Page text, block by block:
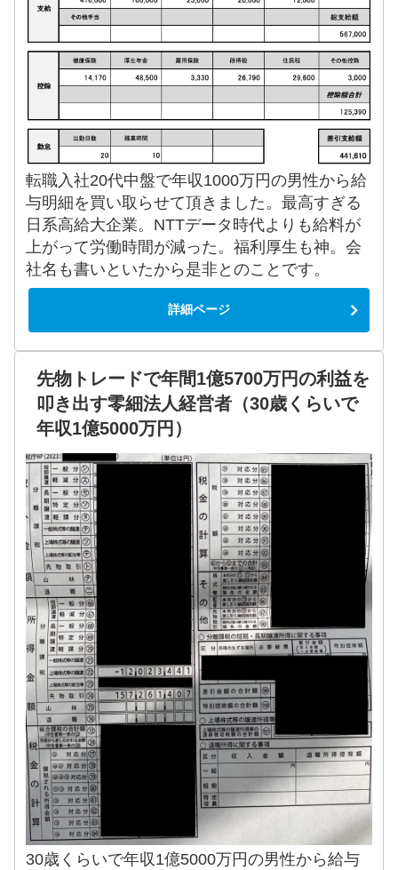
転職入社20代中盤で年収1000万円の男性から給
与明細を買い取らせて頂きました。最高すぎる
日系高給大企業。NTTデータ時代よりも給料が
上がって労働時間が減った。福利厚生も神。会
社名も書いといたから是非とのことです。
詳細ページ
先物トレードで年間1億5700万円の利益を
叩き出す零細法人経営者（30歳くらいで
年収1億5000万円）
30歳くらいで年収1億5000万円の男性から給与